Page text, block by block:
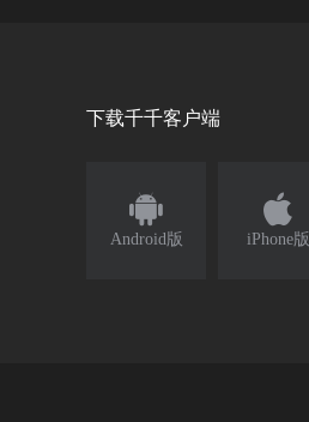
下载千千客户端

Android版

iPhone版